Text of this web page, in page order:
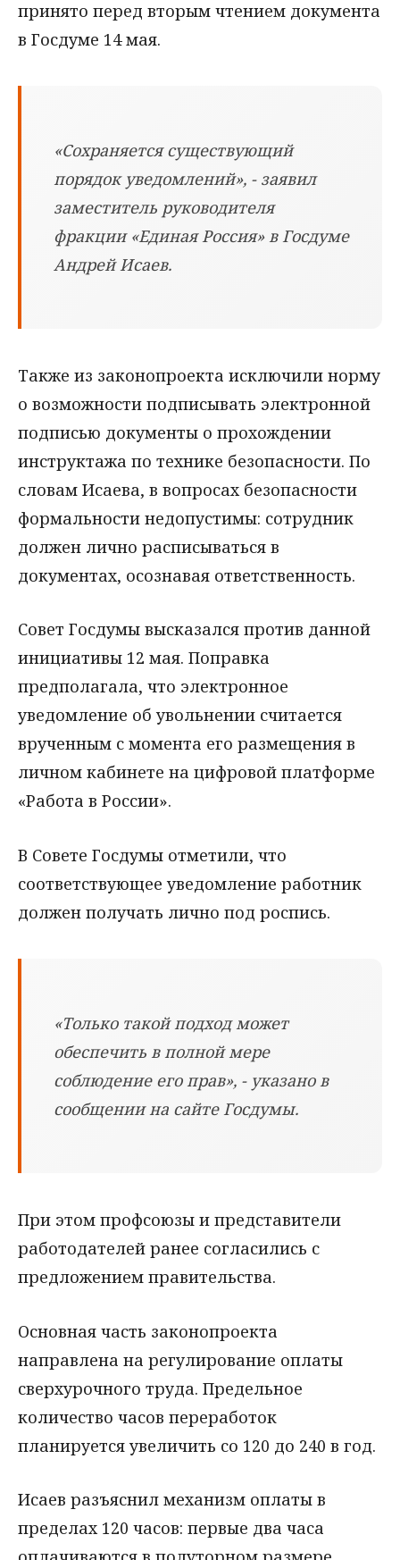
принято перед вторым чтением документа
в Госдуме 14 мая.
«Сохраняется существующий
порядок уведомлений», - заявил
заместитель руководителя
фракции «Единая Россия» в Госдуме
Андрей Исаев.
Также из законопроекта исключили норму
о возможности подписывать электронной
подписью документы о прохождении
инструктажа по технике безопасности. По
словам Исаева, в вопросах безопасности
формальности недопустимы: сотрудник
должен лично расписываться в
документах, осознавая ответственность.
Совет Госдумы высказался против данной
инициативы 12 мая. Поправка
предполагала, что электронное
уведомление об увольнении считается
врученным с момента его размещения в
личном кабинете на цифровой платформе
«Работа в России».
В Совете Госдумы отметили, что
соответствующее уведомление работник
должен получать лично под роспись.
«Только такой подход может
обеспечить в полной мере
соблюдение его прав», - указано в
сообщении на сайте Госдумы.
При этом профсоюзы и представители
работодателей ранее согласились с
предложением правительства.
Основная часть законопроекта
направлена на регулирование оплаты
сверхурочного труда. Предельное
количество часов переработок
планируется увеличить со 120 до 240 в год.
Исаев разъяснил механизм оплаты в
пределах 120 часов: первые два часа